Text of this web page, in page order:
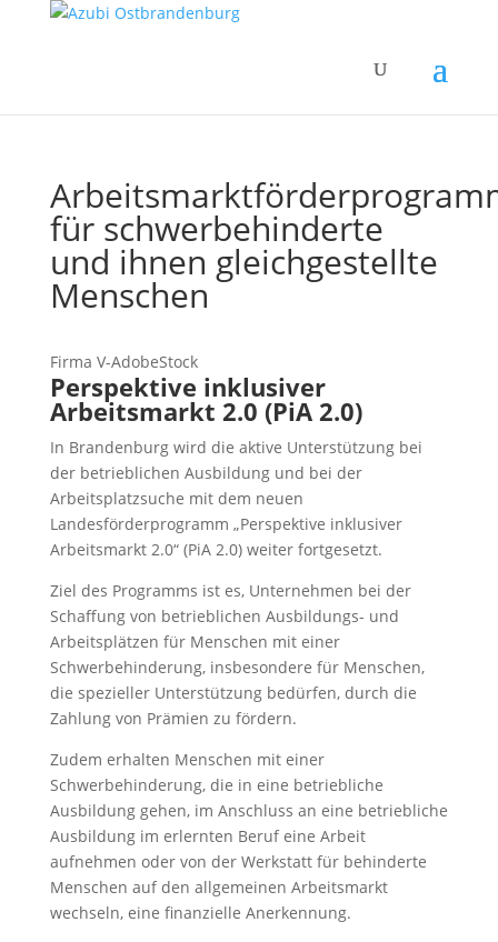
für schwerbehinderte
und ihnen gleichgestellte
Menschen
Firma V-AdobeStock
Perspektive inklusiver
Arbeitsmarkt 2.0 (PiA 2.0)
In Brandenburg wird die aktive Unterstützung bei
der betrieblichen Ausbildung und bei der
Arbeitsplatzsuche mit dem neuen
Landesförderprogramm „Perspektive inklusiver
Arbeitsmarkt 2.0“ (PiA 2.0) weiter fortgesetzt.
Ziel des Programms ist es, Unternehmen bei der
Schaffung von betrieblichen Ausbildungs- und
Arbeitsplätzen für Menschen mit einer
Schwerbehinderung, insbesondere für Menschen,
die spezieller Unterstützung bedürfen, durch die
Zahlung von Prämien zu fördern.
Zudem erhalten Menschen mit einer
Schwerbehinderung, die in eine betriebliche
Ausbildung gehen, im Anschluss an eine betriebliche
Ausbildung im erlernten Beruf eine Arbeit
aufnehmen oder von der Werkstatt für behinderte
Menschen auf den allgemeinen Arbeitsmarkt
wechseln, eine finanzielle Anerkennung.